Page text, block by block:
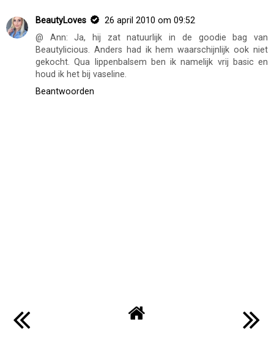
BeautyLoves
26 april 2010 om 09:52
@ Ann: Ja, hij zat natuurlijk in de goodie bag van
Beautylicious. Anders had ik hem waarschijnlijk ook niet
gekocht. Qua lippenbalsem ben ik namelijk vrij basic en
houd ik het bij vaseline.
Beantwoorden